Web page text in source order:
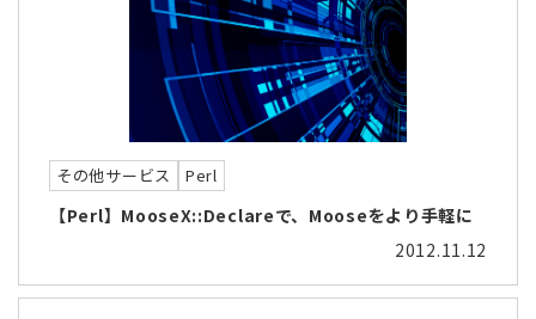
その他サービス Perl
【Perl】MooseX::Declareで、Mooseをより手軽に
2012.11.12